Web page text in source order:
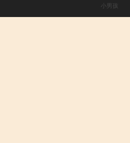
小男孩